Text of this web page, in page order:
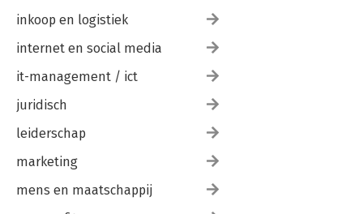
inkoop en logistiek
internet en social media
it-management / ict
juridisch
leiderschap
marketing
mens en maatschappij